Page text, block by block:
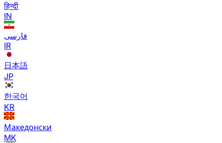
हिन्दी
IN
فارسی
IR
日本語
JP
한국어
KR
Македонски
MK